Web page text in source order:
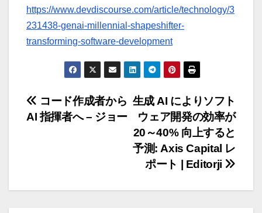
https://www.devdiscourse.com/article/technology/3
231438-genai-millennial-shapeshifter-
transforming-software-development
投
稿
生成 AI によりソフト
ウェア開発の効率が
20～40% 向上すると
予測: Axis Capital レ
ポート | Editorji
コード作成者から
AI 指揮者へ – ジョー